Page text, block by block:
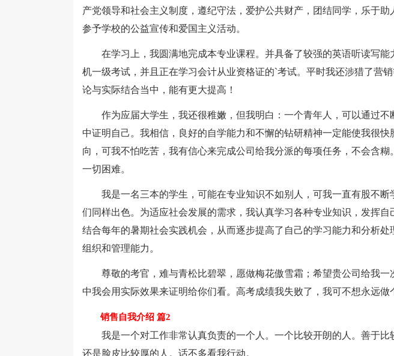
产党领导和社会主义制度，遵纪守法，爱护公共财产，团结同学，乐于
参予学校的公益宣传和爱国主义活动。
在学习上，我圆满地完成本专业课程。并具备了较强的英语听读写能
机一级考试，并且正在学习会计从业资格证的`考试。平时我还涉猎了营
论与实际结合当中，能有更大提高！
作为应届大学生，我还很稚嫩，但我明白：一个青年人，可以通过不
中证明自己。我相信，良好的自学能力和不懈的钻研精神一定能使我很
向，可我不怕吃苦，我有信心来完成公司给我分派的每项任务，不会含
一切困难。
我是一名三本的学生，可能在专业知识不如别人，可我一直有股不断
们同样出色。为适应社会发展的需求，我认真学习各种专业知识，发挥自
结合每年的暑期社会实践机会，从而逐步提高了自己的学习能力和分析处
组织和管理能力。
尊敬的考官，难与青松比碧翠，愿做梅花傲雪霜；希望贵公司给我一
中我会用实际效果来证明给你们看。高考成绩我失败了，我可不想永远做
销售自我介绍 篇2
我是一个对工作非常认真负责的一个人。一个比较开朗的人。善于比
还是脸皮比较厚的人。话不多看我行动。